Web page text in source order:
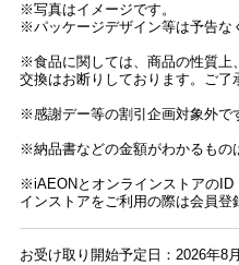
※写真はイメージです。
※パッケージデザイン等は予告な
※食品に関しては、商品の性質上
交換はお断りしております。ご了
※感謝デー等の割引企画対象外で
※納品書などの金額がわかるもの
※iAEONとオンラインストアのID
インストアをご利用の際は会員登
お受け取り開始予定日：2026年8